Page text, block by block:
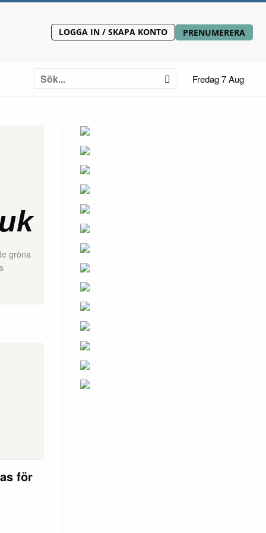
LOGGA IN / SKAPA KONTO PRENUMERERA
Fredag 7 Aug
gröna
för